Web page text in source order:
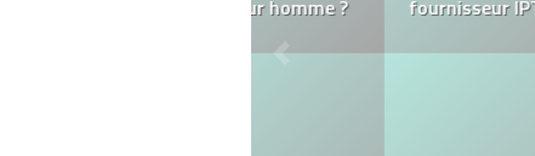
entretien d’embauche ?